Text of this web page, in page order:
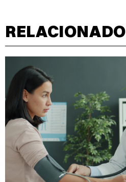
RELACIONADO